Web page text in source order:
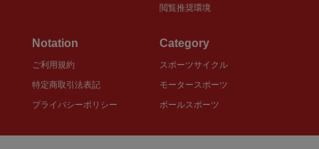
閲覧推奨環境
Notation
ご利用規約
特定商取引法表記
プライバシーポリシー
Category
スポーツサイクル
モータースポーツ
ボールスポーツ